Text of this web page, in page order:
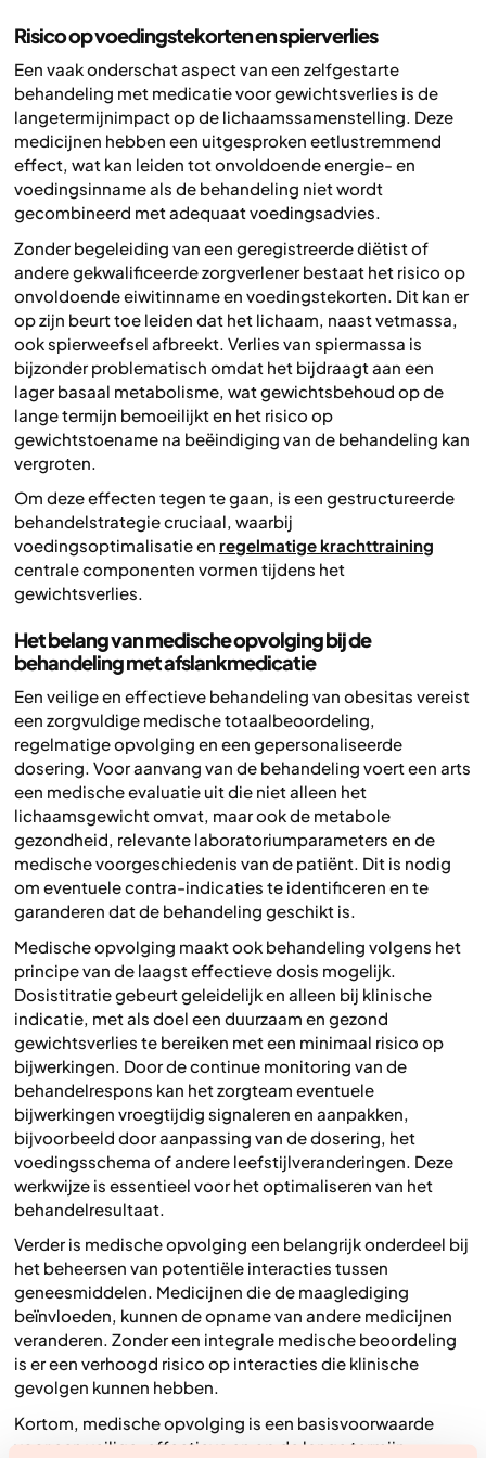
Risico op voedingstekorten en spierverlies
Een vaak onderschat aspect van een zelfgestarte
behandeling met medicatie voor gewichtsverlies is de
langetermijnimpact op de lichaamssamenstelling. Deze
medicijnen hebben een uitgesproken eetlustremmend
effect, wat kan leiden tot onvoldoende energie- en
voedingsinname als de behandeling niet wordt
gecombineerd met adequaat voedingsadvies.
Zonder begeleiding van een geregistreerde diëtist of
andere gekwalificeerde zorgverlener bestaat het risico op
onvoldoende eiwitinname en voedingstekorten. Dit kan er
op zijn beurt toe leiden dat het lichaam, naast vetmassa,
ook spierweefsel afbreekt. Verlies van spiermassa is
bijzonder problematisch omdat het bijdraagt aan een
lager basaal metabolisme, wat gewichtsbehoud op de
lange termijn bemoeilijkt en het risico op
gewichtstoename na beëindiging van de behandeling kan
vergroten.
Om deze effecten tegen te gaan, is een gestructureerde
behandelstrategie cruciaal, waarbij
voedingsoptimalisatie en regelmatige krachttraining
centrale componenten vormen tijdens het
gewichtsverlies.
Het belang van medische opvolging bij de
behandeling met afslankmedicatie
Een veilige en effectieve behandeling van obesitas vereist
een zorgvuldige medische totaalbeoordeling,
regelmatige opvolging en een gepersonaliseerde
dosering. Voor aanvang van de behandeling voert een arts
een medische evaluatie uit die niet alleen het
lichaamsgewicht omvat, maar ook de metabole
gezondheid, relevante laboratoriumparameters en de
medische voorgeschiedenis van de patiënt. Dit is nodig
om eventuele contra-indicaties te identificeren en te
garanderen dat de behandeling geschikt is.
Medische opvolging maakt ook behandeling volgens het
principe van de laagst effectieve dosis mogelijk.
Dosistitratie gebeurt geleidelijk en alleen bij klinische
indicatie, met als doel een duurzaam en gezond
gewichtsverlies te bereiken met een minimaal risico op
bijwerkingen. Door de continue monitoring van de
behandelrespons kan het zorgteam eventuele
bijwerkingen vroegtijdig signaleren en aanpakken,
bijvoorbeeld door aanpassing van de dosering, het
voedingsschema of andere leefstijlveranderingen. Deze
werkwijze is essentieel voor het optimaliseren van het
behandelresultaat.
Verder is medische opvolging een belangrijk onderdeel bij
het beheersen van potentiële interacties tussen
geneesmiddelen. Medicijnen die de maaglediging
beïnvloeden, kunnen de opname van andere medicijnen
veranderen. Zonder een integrale medische beoordeling
is er een verhoogd risico op interacties die klinische
gevolgen kunnen hebben.
Kortom, medische opvolging is een basisvoorwaarde
voor een veilige, effectieve en op de lange termijn